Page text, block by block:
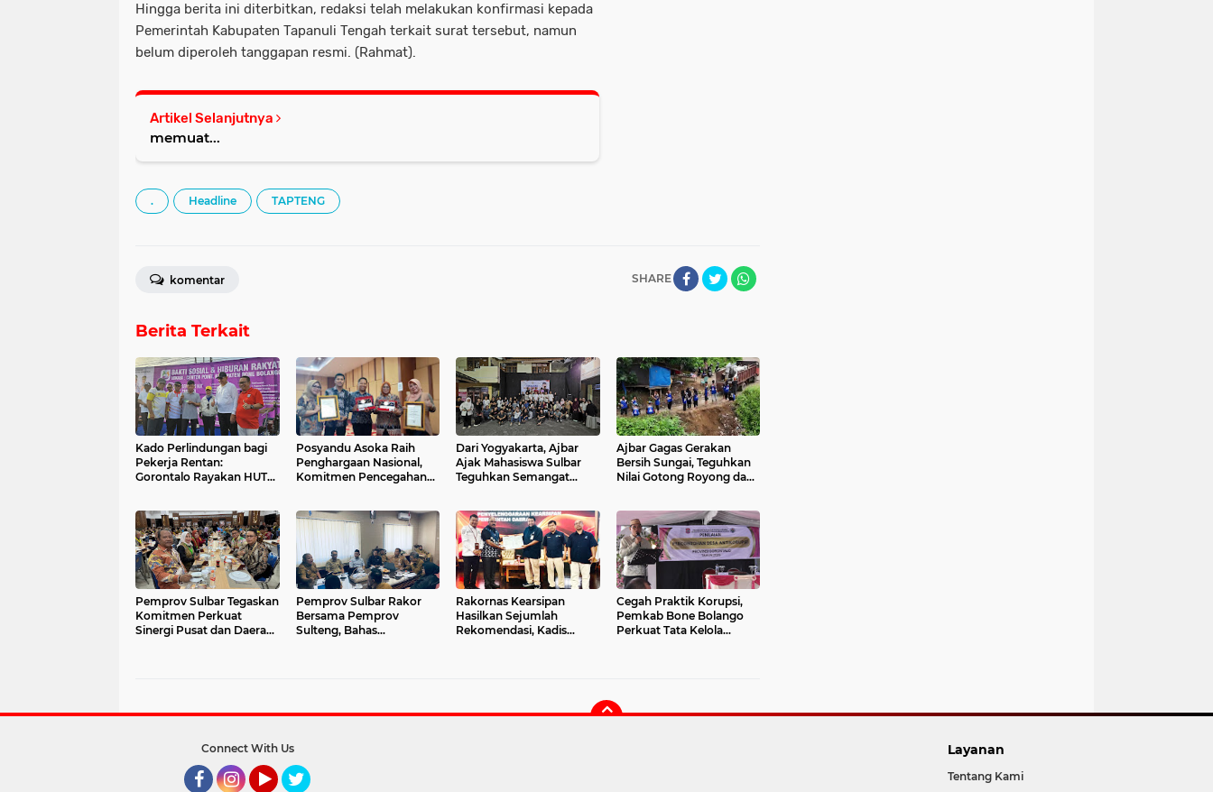
Hingga berita ini diterbitkan, redaksi telah melakukan konfirmasi kepada
Pemerintah Kabupaten Tapanuli Tengah terkait surat tersebut, namun
belum diperoleh tanggapan resmi. (Rahmat).
Artikel Selanjutnya
memuat...
. Headline TAPTENG
SHARE
komentar
Berita Terkait
Kado Perlindungan bagi
Pekerja Rentan:
Gorontalo Rayakan HUT
Ketenagakerjaan
Posyandu Asoka Raih
Penghargaan Nasional,
Komitmen Pencegahan
Dari Yogyakarta, Ajbar
Ajak Mahasiswa Sulbar
Teguhkan Semangat
Ajbar Gagas Gerakan
Bersih Sungai, Teguhkan
Nilai Gotong Royong dan
Pemprov Sulbar Tegaskan
Komitmen Perkuat
Sinergi Pusat dan Daerah
Pemprov Sulbar Rakor
Bersama Pemprov
Sulteng, Bahas
Rakornas Kearsipan
Hasilkan Sejumlah
Rekomendasi, Kadis
Cegah Praktik Korupsi,
Pemkab Bone Bolango
Perkuat Tata Kelola
Connect With Us Layanan
Tentang Kami